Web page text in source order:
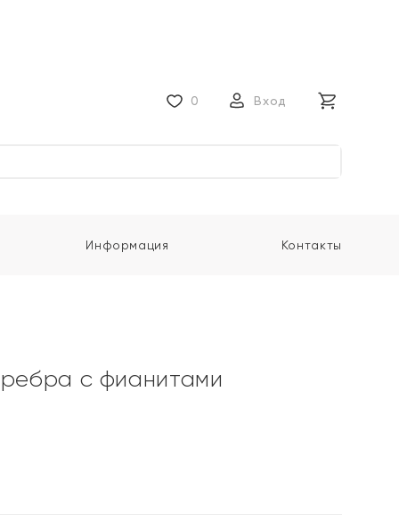
0 Вход
Информация Контакты
с фианитами